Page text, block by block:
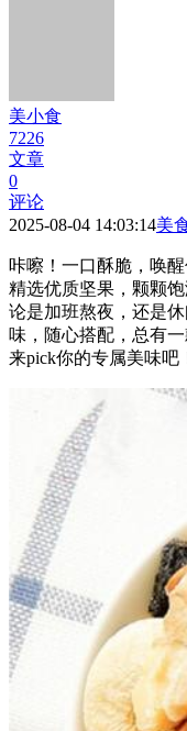
美小食
7226
文章
0
评论
2025-08-04 14:03:14美
咔嚓！一口酥脆，唤
精选优质坚果，颗颗
论是加班熬夜，还是
味，随心搭配，总有
来pick你的专属美味吧